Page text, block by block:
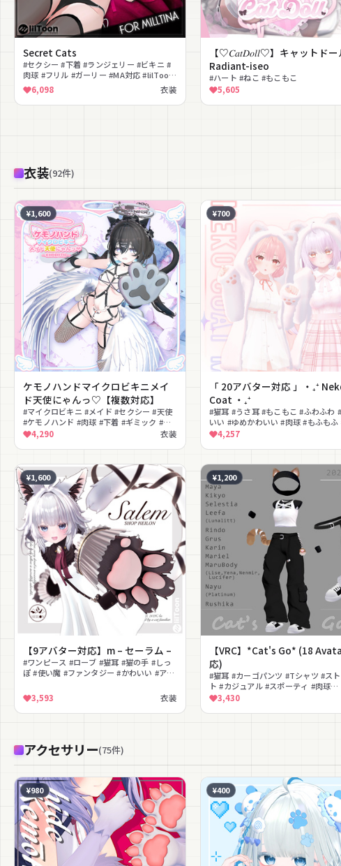
Secret Cats
#セクシー #下着 #ランジェリー #ビキニ #
肉球 #フリル #ガーリー #MA対応 #lilToon
対応6,098 衣装
【♡𝐶𝑎𝑡𝐷𝑜𝑙𝑙♡】キャットドー
Radiant-iseo
#ハート #ねこ #もこもこ
5,605
衣装(92件)
¥1,600
ケモノハンドマイクロビキニメイ
ド天使にゃんっ♡【複数対応】
#マイクロビキニ #メイド #セクシー #天使
#ケモノハンド #肉球 #下着 #ギミック #透
けギミック #かわいい
4,290 衣装
¥700
「 20アバター対応 」‧₊⁺
Coat ‧₊⁺
#猫耳 #うさ耳 #もこもこ #ふわふわ
いい #ゆめかわいい #肉球 #もふもふ
ュラル #冬服
4,257
¥1,600
【9アバター対応】m – セーラム –
#ワンピース #ローブ #猫耳 #猫の手 #しっ
ぽ #使い魔 #ファンタジー #かわいい #アウ
3,593
衣装
¥1,200
【VRC】*Cat's Go* (18
応)
#猫耳 #カーゴパンツ #Tシャツ #ス
ト #カジュアル #スポーティ #肉球
#PhysBone対応 #スニーカー #ヘア
3,430
アクセサリー(75件)
¥980 ¥400